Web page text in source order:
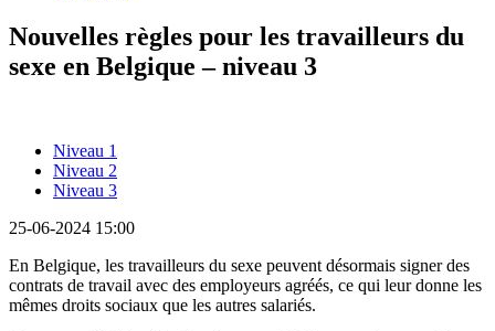
Nouvelles règles pour les travailleurs du
sexe en Belgique – niveau 3
Niveau 1
Niveau 2
Niveau 3
25-06-2024 15:00
En Belgique, les travailleurs du sexe peuvent désormais signer des
contrats de travail avec des employeurs agréés, ce qui leur donne les
mêmes droits sociaux que les autres salariés.